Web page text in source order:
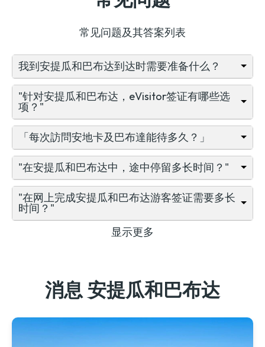
常见问题及其答案列表
我到安提瓜和巴布达到达时需要准备什么？
"针对安提瓜和巴布达，eVisitor签证有哪些选
项？"
「每次訪問安地卡及巴布達能待多久？」
"在安提瓜和巴布达中，途中停留多长时间？"
"在网上完成安提瓜和巴布达游客签证需要多长
时间？"
显示更多
消息 安提瓜和巴布达